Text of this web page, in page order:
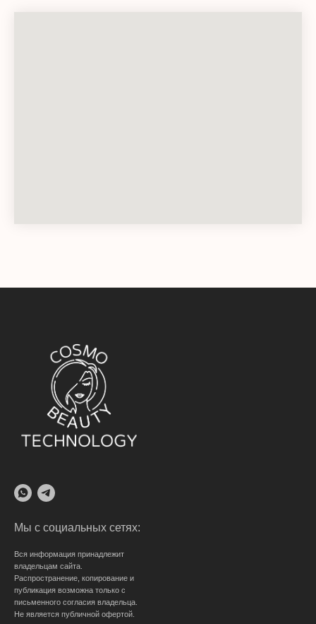
Мы с социальных сетях:
Вся информация принадлежит
владельцам сайта.
Распространение, копирование и
публикация возможна только с
письменного согласия владельца.
Не является публичной офертой.